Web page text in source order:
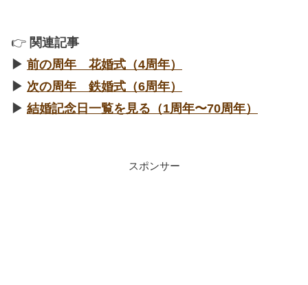
👉 関連記事
▶︎ 前の周年 花婚式（4周年）
▶︎ 次の周年 鉄婚式（6周年）
▶︎ 結婚記念日一覧を見る（1周年〜70周年）
スポンサー